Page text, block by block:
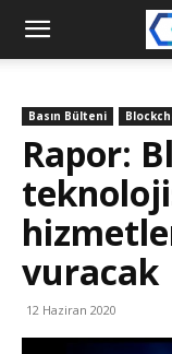
Blockchain
Basın Bülteni
Rapor:
vuracak
12 Haziran 2020